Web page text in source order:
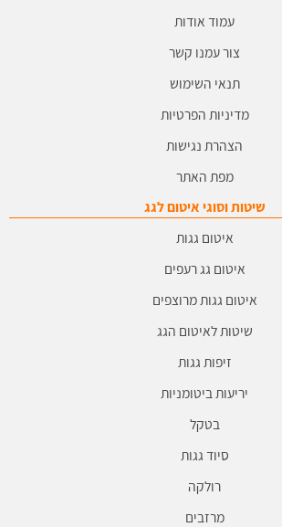
עמוד אודות
צור עמנו קשר
תנאי השימוש
מדיניות הפרטיות
הצהרת נגישות
מפת האתר
שיטות וסוגי איטום לגג
איטום גגות
איטום גג רעפים
איטום גגות מרוצפים
שיטות לאיטום הגג
זיפות גגות
יריעות ביטומניות
בטקל
סיוד גגות
רולקה
מרזבים